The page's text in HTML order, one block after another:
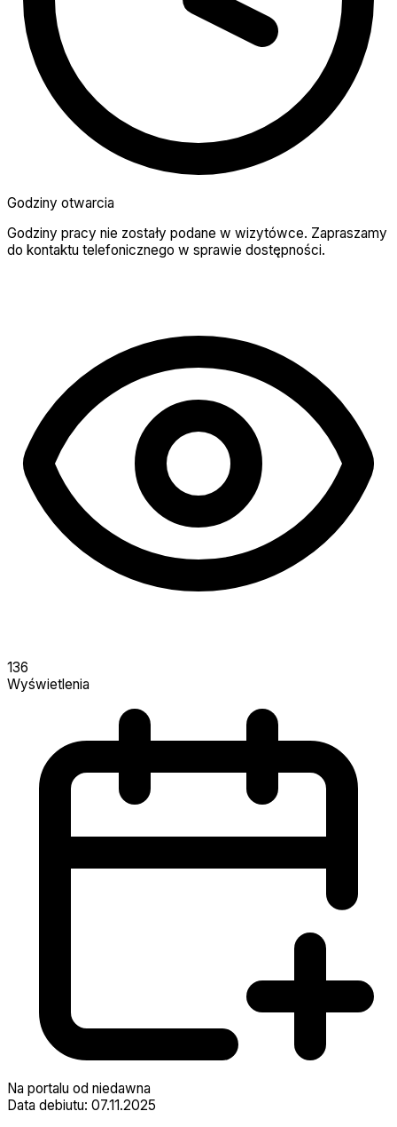
Godziny otwarcia
Godziny pracy nie zostały podane w wizytówce. Zapraszamy
do kontaktu telefonicznego w sprawie dostępności.
136
Wyświetlenia
Na portalu od niedawna
Data debiutu: 07.11.2025